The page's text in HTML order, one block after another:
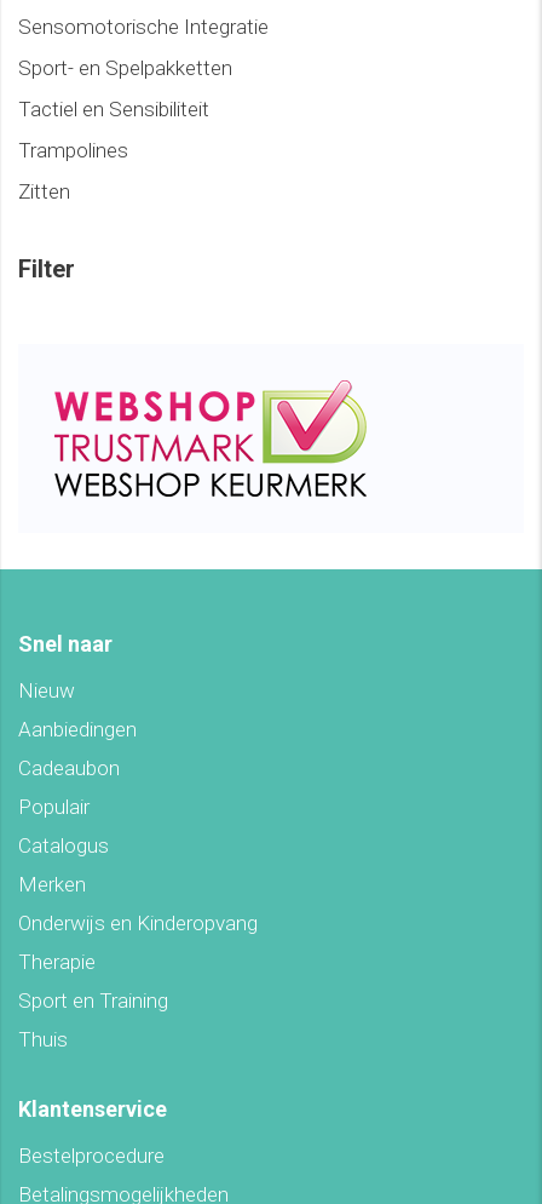
Sensomotorische Integratie
Sport- en Spelpakketten
Tactiel en Sensibiliteit
Trampolines
Zitten
Filter
Snel naar
Nieuw
Aanbiedingen
Cadeaubon
Populair
Catalogus
Merken
Onderwijs en Kinderopvang
Therapie
Sport en Training
Thuis
Klantenservice
Bestelprocedure
Betalingsmogelijkheden